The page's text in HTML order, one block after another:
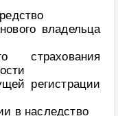
владельца
страхования
регистрации
в наследство